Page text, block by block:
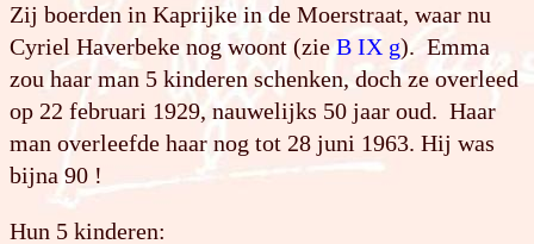
Zij boerden in Kaprijke in de Moerstraat, waar nu
Cyriel Haverbeke nog woont (zie B IX g). Emma
zou haar man 5 kinderen schenken, doch ze overleed
op 22 februari 1929, nauwelijks 50 jaar oud. Haar
man overleefde haar nog tot 28 juni 1963. Hij was
bijna 90 !
Hun 5 kinderen: